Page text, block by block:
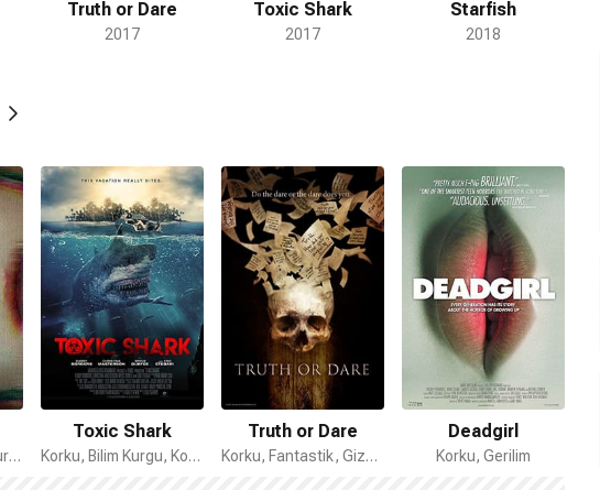
Truth or Dare
2017
Toxic Shark
2017
Starfish
2018
Dram, Korku, Bilim Kurgu
Toxic Shark
Korku, Bilim Kurgu, Komedi
Truth or Dare
Korku, Fantastik, Gizem
Deadgirl
Korku, Gerilim